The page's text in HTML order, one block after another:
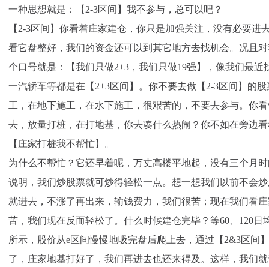
一种思想就是：【2-3区间】我不参与，总可以吧？
【2-3区间】你看着庄家建仓，你只是加强关注，没有必要进
看它盘整好，我们的资金还可以到其它地方去找机会。况且
个口号就是：【我们只做2+3，我们只做19强】，像我们最
一汽轿车等都是在【2+3区间】。你不要去做【2-3区间】的
工，在地下施工，在水下施工，很艰苦的，不要去参与。你
去，放量打桩，在打地基，你去凑什么热闹？你不如在旁边
【庄家打桩我不帮忙】。
为什么不帮忙？它还早着呢，万丈高楼平地起，没有三个月
说明，我们炒股票就可炒得轻松一点。想一想我们以前不会
就进去，不涨了再出来，输钱费力，我们很苦；现在我们看
苦，我们现在反而轻松了。什么时候建仓完毕？等60、120
所示，股价从e区间慢慢地吸完盘后爬上去，通过【2&3区间
了，庄家地基打好了，我们再进去也还来得及。这样，我们